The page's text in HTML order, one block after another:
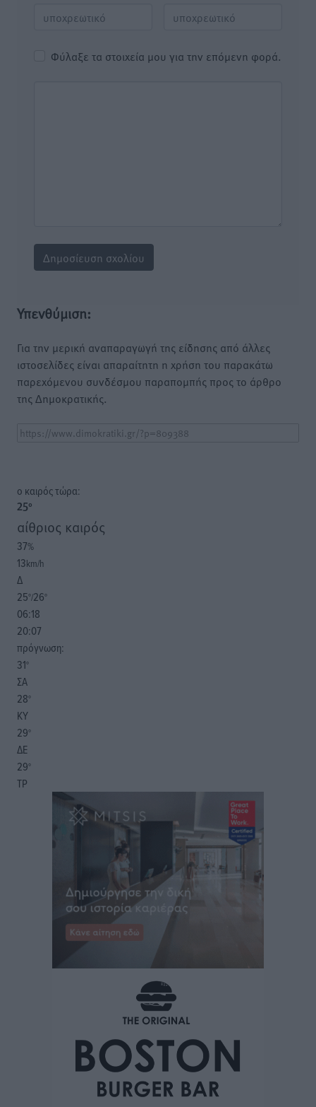
Φύλαξε τα στοιχεία μου για την επόμενη φορά.
Υπενθύμιση:
Για την μερική αναπαραγωγή της είδησης από άλλες
ιστοσελίδες είναι απαραίτητη η χρήση του παρακάτω
παρεχόμενου συνδέσμου παραπομπής προς το άρθρο
της Δημοκρατικής.
o καιρός τώρα:
25°
αίθριος καιρός
37%
13km/h
Δ
25°/26°
06:18
20:07
πρόγνωση:
31°
ΣΑ
28°
ΚΥ
29°
ΔΕ
29°
ΤΡ